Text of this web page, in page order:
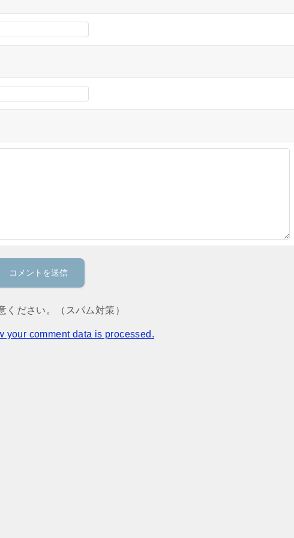
ださい。（スパム対策）
your comment data is processed.